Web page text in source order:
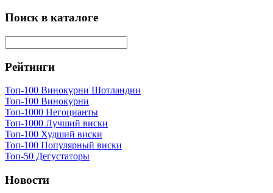
Поиск в каталоге
Рейтинги
Топ-100 Винокурни Шотландии
Топ-100 Винокурни
Топ-1000 Негоцианты
Топ-1000 Лучший виски
Топ-100 Худший виски
Топ-100 Популярный виски
Топ-50 Дегустаторы
Новости